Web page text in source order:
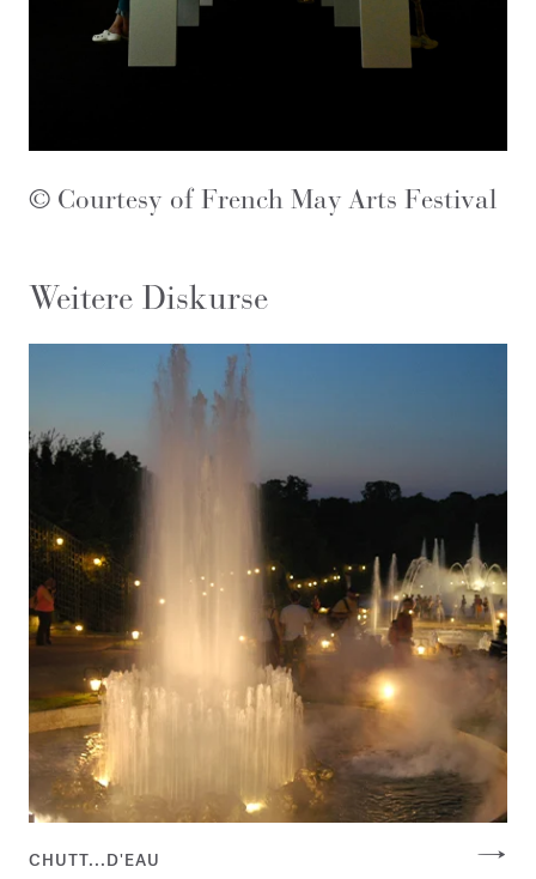
© Courtesy of French May Arts Festival
Weitere Diskurse
CHUTT...D'EAU